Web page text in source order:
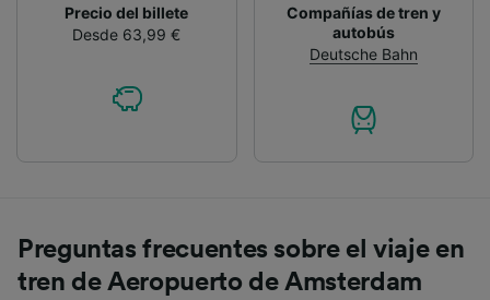
Precio del billete
Desde 63,99 €
Compañías de tren y
autobús
Deutsche Bahn
Preguntas frecuentes sobre el viaje en
tren de Aeropuerto de Amsterdam